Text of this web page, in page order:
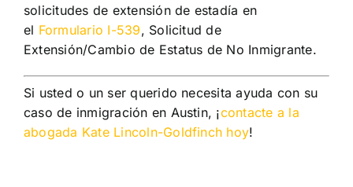
solicitudes de extensión de estadía en
el Formulario I-539, Solicitud de
Extensión/Cambio de Estatus de No Inmigrante.
Si usted o un ser querido necesita ayuda con su
caso de inmigración en Austin, ¡contacte a la
abogada Kate Lincoln-Goldfinch hoy!